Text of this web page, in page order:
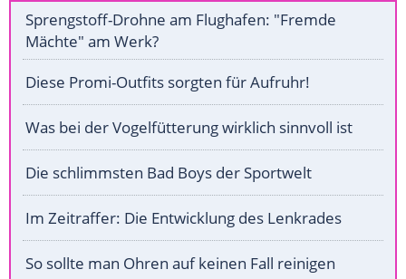
Sprengstoff-Drohne am Flughafen: "Fremde
Mächte" am Werk?
Diese Promi-Outfits sorgten für Aufruhr!
Was bei der Vogelfütterung wirklich sinnvoll ist
Die schlimmsten Bad Boys der Sportwelt
Im Zeitraffer: Die Entwicklung des Lenkrades
So sollte man Ohren auf keinen Fall reinigen